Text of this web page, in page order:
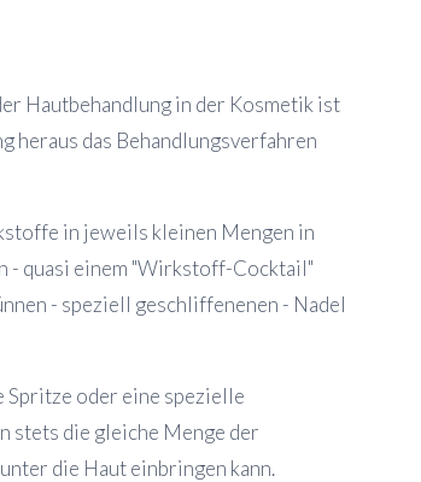
Hautbehandlung in der Kosmetik ist
heraus das Behandlungsverfahren
in jeweils kleinen Mengen in
- quasi einem "Wirkstoff-Cocktail"
- speziell geschliffenenen - Nadel
Spritze oder eine spezielle
stets die gleiche Menge der
die Haut einbringen kann.